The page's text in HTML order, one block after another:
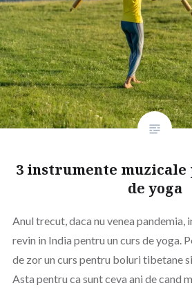
3 instrumente muzicale
de yoga
Anul trecut, daca nu venea pandemia,
revin in India pentru un curs de yoga.
de zor un curs pentru boluri tibetane
Asta pentru ca sunt ceva ani de cand